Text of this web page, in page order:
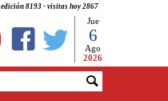
edición 8193 - visitas hoy 2867
Jue
6
Ago
2026